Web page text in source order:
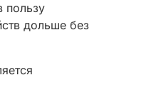
пользу
дольше без